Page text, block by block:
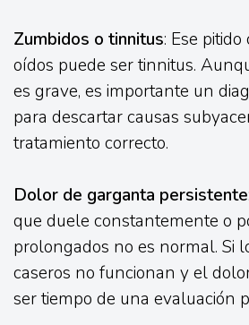
Zumbidos o tinnitus: Ese
oídos puede ser tinnitus.
es grave, es importante un
para descartar causas
tratamiento correcto.
Dolor de garganta persistente
que duele constantemente o
prolongados no es normal. Si
caseros no funcionan y el
ser tiempo de una evaluación